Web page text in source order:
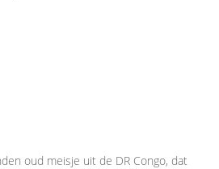
oud meisje uit de DR Congo, dat